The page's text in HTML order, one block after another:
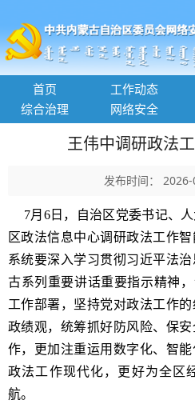
首页 工作动态
综合治理
网络安全
王伟中调研政法
发布时间：
7月6日，自治区党委书记、
区政法信息中心调研政法工作
系统要深入学习贯彻习近平法
古系列重要讲话重要指示精神
工作部署，坚持党对政法工作
政绩观，统筹抓好防风险、保
作，更加注重运用数字化、智
政法工作现代化，更好为全区
航。